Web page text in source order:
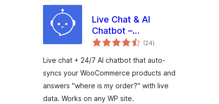
Live Chat & AI
Chatbot –
onWebChat (24total
ratings
)
Live chat + 24/7 AI chatbot that auto-
syncs your WooCommerce products and
answers "where is my order?" with live
data. Works on any WP site.